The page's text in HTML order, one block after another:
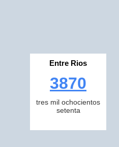
Entre Rios
3870
tres mil ochocientos
setenta